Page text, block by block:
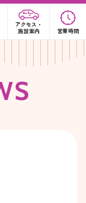
アクセス・
施設案内
営業時間
S